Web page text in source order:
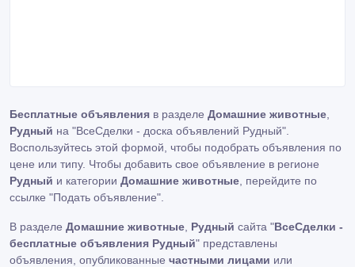
Бесплатные объявления в разделе Домашние животные
Рудный на "ВсеСделки - доска объявлений Рудный".
Воспользуйтесь этой формой, чтобы подобрать объявления по
цене или типу. Чтобы добавить свое объявление в регионе
Рудный и категории Домашние животные , перейдите по
ссылке "Подать объявление"
В разделе Домашние животные Рудный сайта "ВсеСделки -
бесплатные объявления Рудный" представлены
объявления, опубликованные частными лицами или